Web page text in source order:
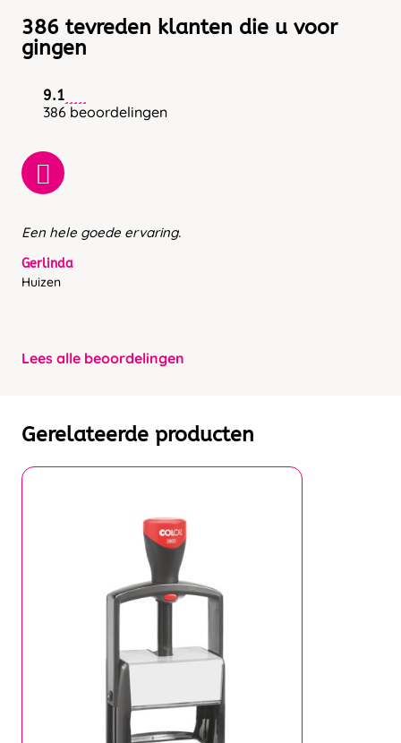
386 tevreden klanten die u voor
gingen
9.1
386 beoordelingen
Een hele goede ervaring.
Gerlinda
Huizen
Lees alle beoordelingen
Gerelateerde producten